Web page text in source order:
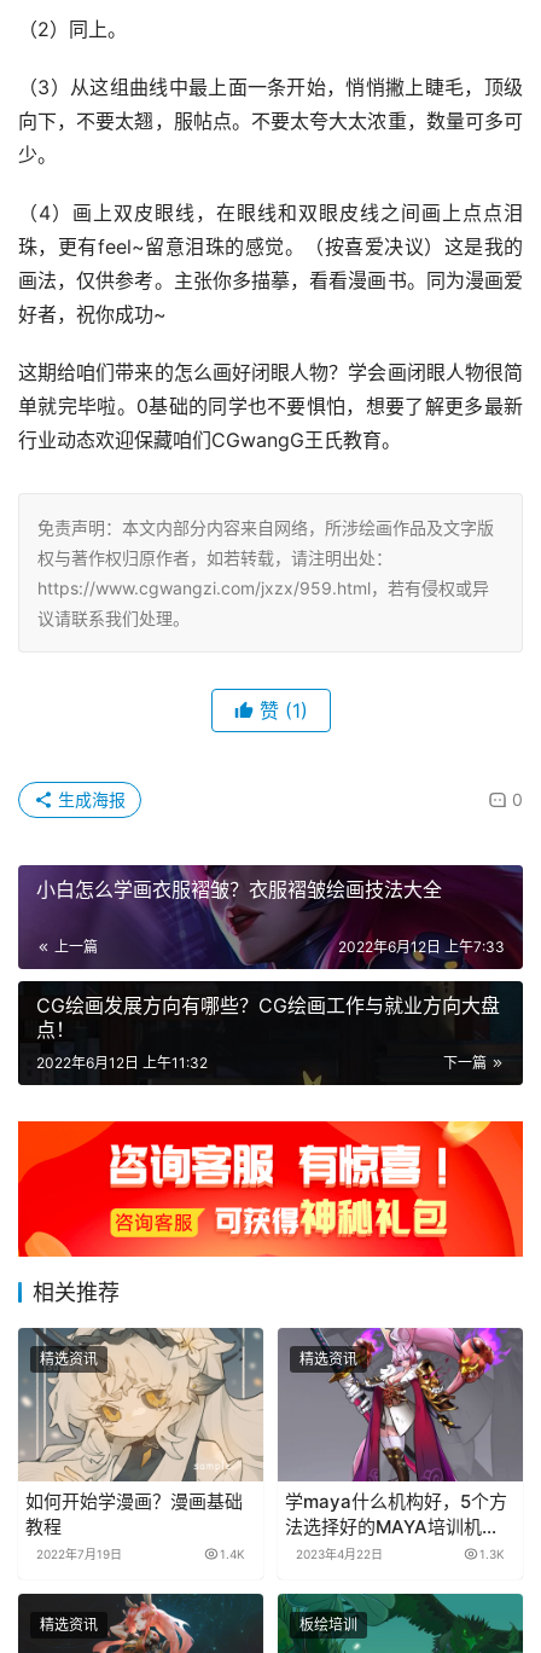
（2）同上。
（3）从这组曲线中最上面一条开始，悄悄撇上睫毛，顶级
向下，不要太翘，服帖点。不要太夸大太浓重，数量可多可
少。
（4）画上双皮眼线，在眼线和双眼皮线之间画上点点泪
珠，更有feel~留意泪珠的感觉。（按喜爱决议）这是我的
画法，仅供参考。主张你多描摹，看看漫画书。同为漫画爱
好者，祝你成功~
这期给咱们带来的怎么画好闭眼人物？学会画闭眼人物很简
单就完毕啦。0基础的同学也不要惧怕，想要了解更多最新
行业动态欢迎保藏咱们CGwangG王氏教育。
免责声明：本文内部分内容来自网络，所涉绘画作品及文字版
权与著作权归原作者，如若转载，请注明出处：
https://www.cgwangzi.com/jxzx/959.html，若有侵权或异
议请联系我们处理。
赞 (1)
0
生成海报
小白怎么学画衣服褶皱？衣服褶皱绘画技法大全
上一篇 2022年6月12日 上午7:33
CG绘画发展方向有哪些？CG绘画工作与就业方向大盘
点！
下一篇
2022年6月12日 上午11:32
相关推荐
精选资讯
如何开始学漫画？漫画基础
教程
2022年7月19日 1.4K
精选资讯
学maya什么机构好，5个方
法选择好的MAYA培训机
构！
2023年4月22日 1.3K
精选资讯 板绘培训